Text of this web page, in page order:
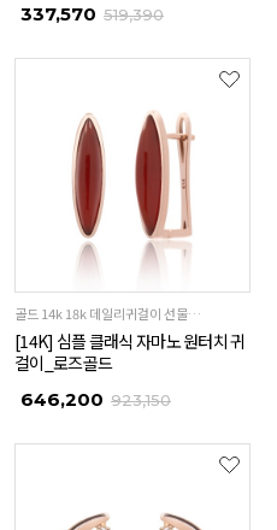
337,570 519,390
골드 14k 18k 데일리귀걸이 선물추천
[14K] 심플 클래식 자마노 원터치 귀
걸이_로즈골드
646,200 923,150